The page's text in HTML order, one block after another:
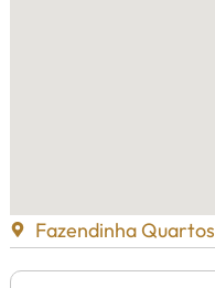
Fazendinha Quartos